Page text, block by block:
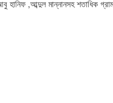
হানিফ ,আব্দুল মান্নানসহ শতাধিক